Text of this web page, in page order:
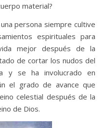
material?
persona siempre cultive
espirituales para
mejor después de la
de cortar los nudos del
y se ha involucrado en
el grado de avance que
celestial después de la
de Dios.